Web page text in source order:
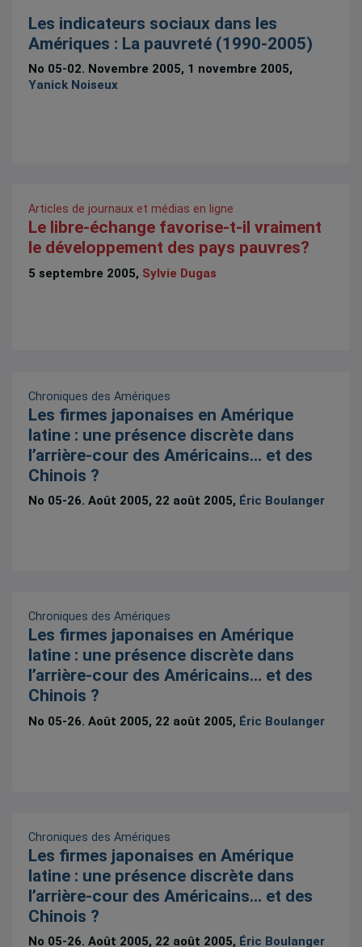
Les indicateurs sociaux dans les
Amériques : La pauvreté (1990-2005)
No 05-02. Novembre 2005, 1 novembre 2005,
Yanick Noiseux
Articles de journaux et médias en ligne
Le libre-échange favorise-t-il vraiment
le développement des pays pauvres?
5 septembre 2005, Sylvie Dugas
Chroniques des Amériques
Les firmes japonaises en Amérique
latine : une présence discrète dans
l’arrière-cour des Américains… et des
Chinois ?
No 05-26. Août 2005, 22 août 2005, Éric Boulanger
Chroniques des Amériques
Les firmes japonaises en Amérique
latine : une présence discrète dans
l’arrière-cour des Américains… et des
Chinois ?
No 05-26. Août 2005, 22 août 2005, Éric Boulanger
Chroniques des Amériques
Les firmes japonaises en Amérique
latine : une présence discrète dans
l’arrière-cour des Américains… et des
Chinois ?
No 05-26. Août 2005, 22 août 2005, Éric Boulanger